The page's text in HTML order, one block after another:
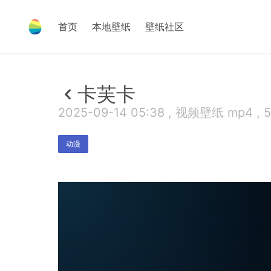
首页 本地壁纸 壁纸社区
卡芙卡
2025-09-14 05:38 , 视频壁纸 mp4 ,
动漫